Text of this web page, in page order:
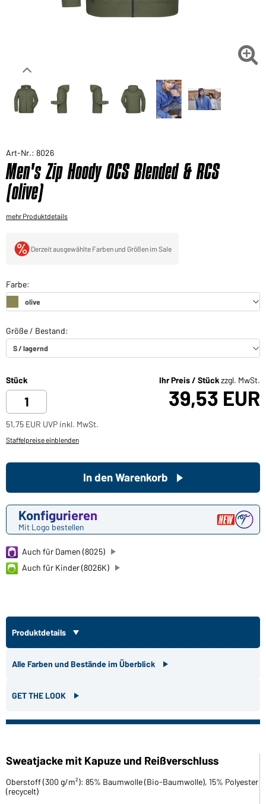
Sie möchten gerne für Ihren privaten Bedarf

Art-Nr.: 8026
Men's Zip Hoody OCS Blended & RCS
(olive)
mehr Produktdetails
Derzeit ausgewählte Farben und Größen im Sale
Stück Ihr Preis / Stückzzgl. MwSt.
39,53 EUR
51,75 EUR UVP inkl. MwSt.
Staffelpreise einblenden
Konfigurieren
Mit Logo bestellen
In den Warenkorb
Auch für Damen (8025)
Auch für Kinder (8026K)
Produktdetails
Alle Farben und Bestände im Überblick
GET THE LOOK
Sweatjacke mit Kapuze und Reißverschluss
Oberstoff (300 g/m²): 85% Baumwolle (Bio-Baumwolle), 15% Polyester
(recycelt)